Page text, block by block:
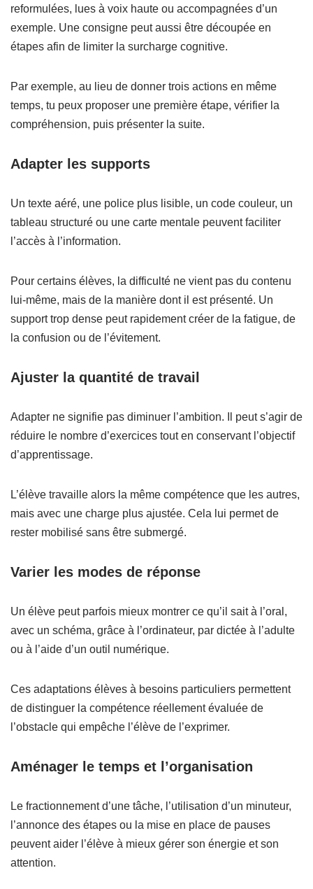
reformulées, lues à voix haute ou accompagnées d’un
exemple. Une consigne peut aussi être découpée en
étapes afin de limiter la surcharge cognitive.
Par exemple, au lieu de donner trois actions en même
temps, tu peux proposer une première étape, vérifier la
compréhension, puis présenter la suite.
Adapter les supports
Un texte aéré, une police plus lisible, un code couleur, un
tableau structuré ou une carte mentale peuvent faciliter
l’accès à l’information.
Pour certains élèves, la difficulté ne vient pas du contenu
lui-même, mais de la manière dont il est présenté. Un
support trop dense peut rapidement créer de la fatigue, de
la confusion ou de l’évitement.
Ajuster la quantité de travail
Adapter ne signifie pas diminuer l’ambition. Il peut s’agir de
réduire le nombre d’exercices tout en conservant l’objectif
d’apprentissage.
L’élève travaille alors la même compétence que les autres,
mais avec une charge plus ajustée. Cela lui permet de
rester mobilisé sans être submergé.
Varier les modes de réponse
Un élève peut parfois mieux montrer ce qu’il sait à l’oral,
avec un schéma, grâce à l’ordinateur, par dictée à l’adulte
ou à l’aide d’un outil numérique.
Ces adaptations élèves à besoins particuliers permettent
de distinguer la compétence réellement évaluée de
l’obstacle qui empêche l’élève de l’exprimer.
Aménager le temps et l’organisation
Le fractionnement d’une tâche, l’utilisation d’un minuteur,
l’annonce des étapes ou la mise en place de pauses
peuvent aider l’élève à mieux gérer son énergie et son
attention.